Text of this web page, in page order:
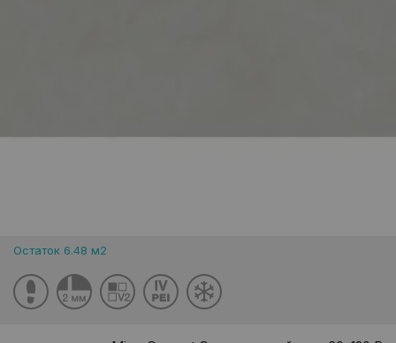
Остаток 6.48 м2